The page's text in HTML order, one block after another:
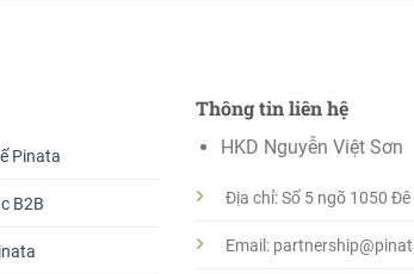
Pinata
B2B
Thông tin liên hệ
HKD Nguyễn Việt Sơn
Địa chỉ: Số 5 ngõ 1050
Email: